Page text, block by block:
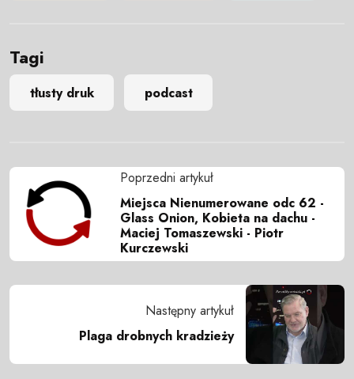
Tagi
tłusty druk podcast
Poprzedni artykuł
Miejsca Nienumerowane odc 62 -
Glass Onion, Kobieta na dachu -
Maciej Tomaszewski - Piotr
Kurczewski
Następny artykuł
Plaga drobnych kradzieży